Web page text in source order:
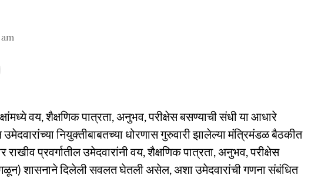
वय, शैक्षणिक पात्रता, अनुभव, परीक्षेस बसण्याची संधी या आधारे
नियुक्तीबाबतच्या धोरणास गुरुवारी झालेल्या मंत्रिमंडळ बैठकीत
राखीव प्रवर्गातील उमेदवारांनी वय, शैक्षणिक पात्रता, अनुभव, परीक्षेस
शासनाने दिलेली सवलत घेतली असेल, अशा उमेदवारांची गणना संबंधित